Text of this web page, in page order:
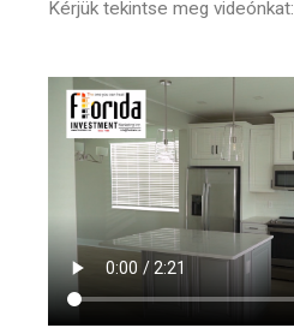
Kérjük tekintse meg videónkat: